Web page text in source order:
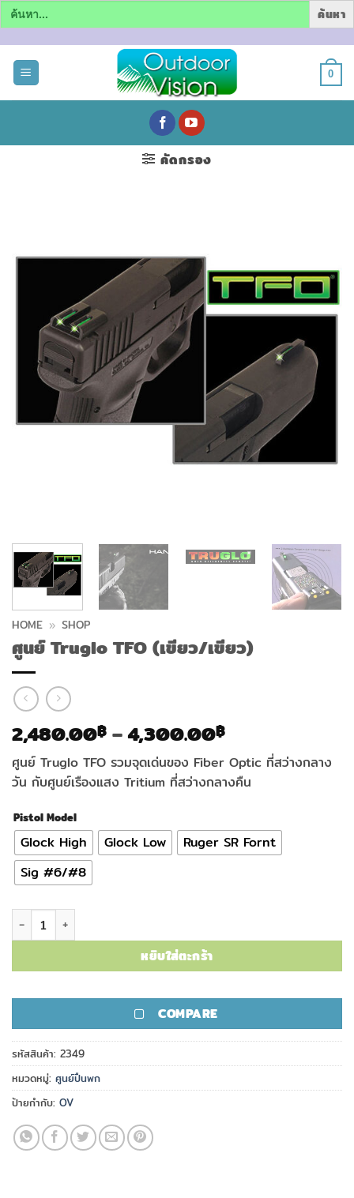
Search
for:
0
คัดกรอง
HOME » SHOP
ศูนย์ Truglo TFO (เขียว/เขียว)
2,480.00฿ –4,300.00฿Price
range:
2,480.00฿
through
ศูนย์ Truglo TFO รวมจุดเด่นของ Fiber Optic ที่สว่างกลาง
วัน กับศูนย์เรืองแสง Tritium ที่สว่างกลางคืน
Pistol Model
Glock High Glock Low
Ruger SR Fornt
Sig #6/#8
จำนวน ศูนย์ Truglo TFO (เขียว/เขียว) ชิ้น
หยิบใส่ตะกร้า
COMPARE
รหัสสินค้า: 2349
หมวดหมู่: ศูนย์ปืนพก
ป้ายกำกับ: OV